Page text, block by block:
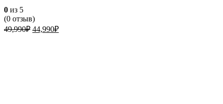
0 из 5
(0 отзыв)
49,990₽ Первоначальная
44,990₽Текущая